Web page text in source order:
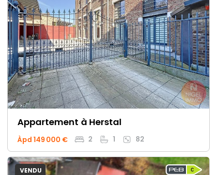
Appartement à Herstal
Àpd 149 000 € 2 1 82
VENDU